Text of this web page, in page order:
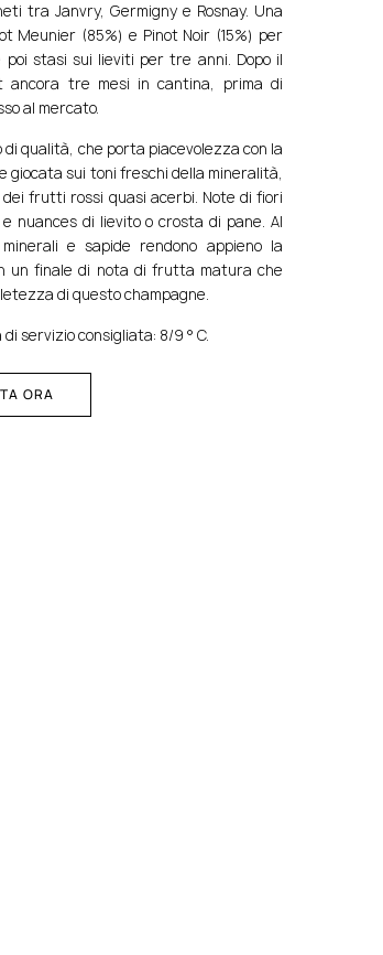
tra Janvry, Germigny e Rosnay. Una
Meunier (85%) e Pinot Noir (15%) per
stasi sui lieviti per tre anni. Dopo il
ancora tre mesi in cantina, prima di
al mercato.
di qualità, che porta piacevolezza con la
giocata sui toni freschi della mineralità,
frutti rossi quasi acerbi. Note di fiori
nuances di lievito o crosta di pane. Al
e sapide rendono appieno la
un finale di nota di frutta matura che
di questo champagne.
servizio consigliata: 8/9 ° C.
ORA